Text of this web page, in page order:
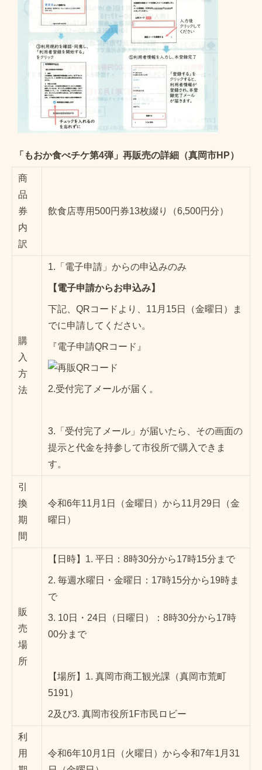
「もおか食べチケ第4弾」再販売の詳細（真岡市HP）
商
品
券
内
訳
飲食店専用500円券13枚綴り（6,500円分）
購
入
方
法
1.「電子申請」からの申込みのみ
【電子申請からお申込み】
下記、QRコードより、11月15日（金曜日）ま
でに申請してください。
『電子申請QRコード』
2.受付完了メールが届く。
3.「受付完了メール」が届いたら、その画面の
提示と代金を持参して市役所で購入できま
す。
引
換
期
間
令和6年11月1日（金曜日）から11月29日（金
曜日）
販
売
場
所
【日時】1. 平日：8時30分から17時15分まで
2. 毎週水曜日・金曜日：17時15分から19時ま
で
3. 10日・24日（日曜日）：8時30分から17時
00分まで
【場所】1. 真岡市商工観光課（真岡市荒町
5191）
2及び3. 真岡市役所1F市民ロビー
利
用
令和6年10月1日（火曜日）から令和7年1月31